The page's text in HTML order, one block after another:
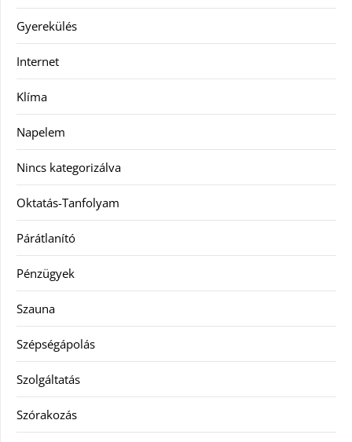
Gyerekülés
Internet
Klíma
Napelem
Nincs kategorizálva
Oktatás-Tanfolyam
Párátlanító
Pénzügyek
Szauna
Szépségápolás
Szolgáltatás
Szórakozás